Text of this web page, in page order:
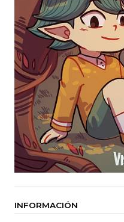
INFORMACIÓN